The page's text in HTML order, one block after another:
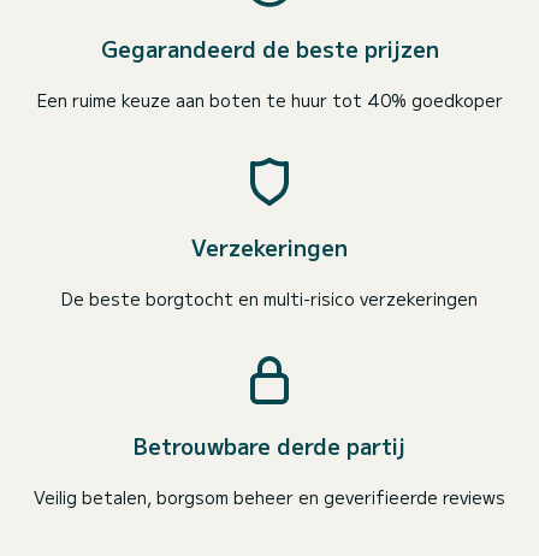
Gegarandeerd de beste prijzen
Een ruime keuze aan boten te huur tot 40% goedkoper
Verzekeringen
De beste borgtocht en multi-risico verzekeringen
Betrouwbare derde partij
Veilig betalen, borgsom beheer en geverifieerde reviews